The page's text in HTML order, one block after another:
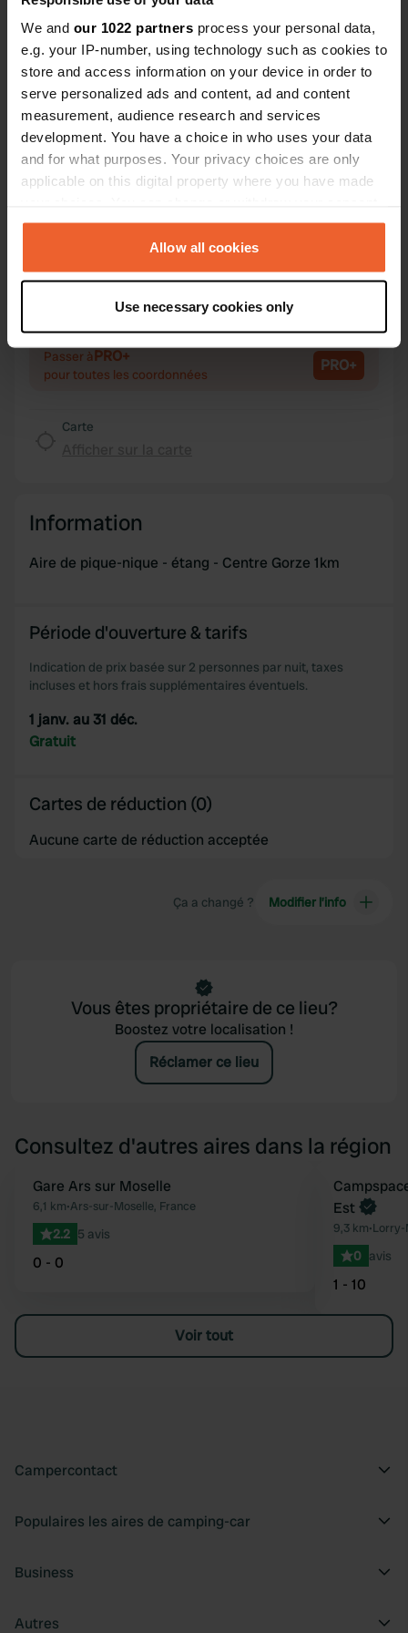
We and our 1022 partners process your personal data,
e.g. your IP-number, using technology such as cookies to
store and access information on your device in order to
serve personalized ads and content, ad and content
measurement, audience research and services
development. You have a choice in who uses your data
and for what purposes. Your privacy choices are only
applicable on this digital property where you have made
any time from the Cookie Declaration or by clicking on
the Privacy trigger icon.
Collect information about your geographical location
which can be accurate to within several meters
Identify your device by actively scanning it for
specific characteristics (fingerprinting)
and set your preferences in the
We also share information about your use of our site with
may combine it with other information that you’ve
Allow all cookies
Use necessary cookies only
Contact
Emplacement
Chemin de Vandelainville 1
57680, Gorze, France
Copie
49° 2' 59" N 6° 0' 15" E
49.04986 6.00412
Copie
Code du site
Copie
Passer àPRO+
pour toutes les coordonnées PRO+
Carte
Information
Aire de pique-nique - étang - Centre Gorze 1km
Période d'ouverture & tarifs
Indication de prix basée sur 2 personnes par nuit, taxes
incluses et hors frais supplémentaires éventuels.
1 janv. au 31 déc.
Gratuit
Cartes de réduction (0)
Aucune carte de réduction acceptée
Ça a changé ? Modifier l’info
Vous êtes propriétaire de ce lieu?
Boostez votre localisation !
Réclamer ce lieu
Consultez d'autres aires dans la région
Préféré
Gare Ars sur Moselle
6,1 km•Ars-sur-Moselle, France
2.2 5 avis
0 - 0
Reserve
Est
9,3 km•Lorry-
0 avis
1 - 10
Voir tout
Campercontact
Populaires les aires de camping-car
Business
Autres